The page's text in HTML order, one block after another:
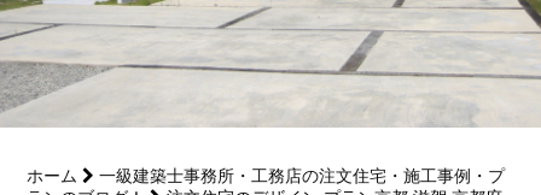
サービス
ホーム
一級建築士事務所・工務店の注文住宅・施工事例・プ